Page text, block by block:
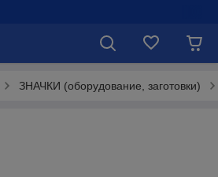
ЗНАЧКИ (оборудование, заготовки)